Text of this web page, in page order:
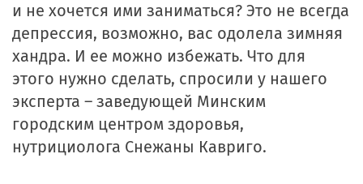
и не хочется ими заниматься? Это не всегда
депрессия, возможно, вас одолела зимняя
хандра. И ее можно избежать. Что для
этого нужно сделать, спросили у нашего
эксперта – заведующей Минским
городским центром здоровья,
нутрициолога Снежаны Кавриго.